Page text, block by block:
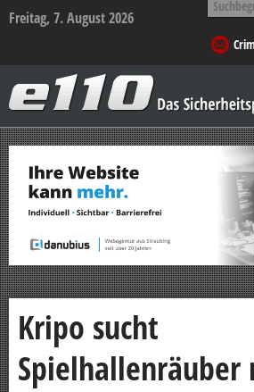
Freitag, 7. August 2026
nach:
–
Das
Sicherheitsportal
Zum
Inhalt
springen
Kripo sucht